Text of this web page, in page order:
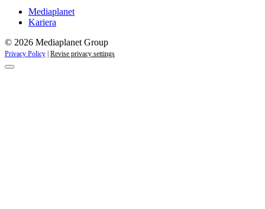
Mediaplanet
Kariera
© 2026 Mediaplanet Group
Privacy Policy Revise privacy settings